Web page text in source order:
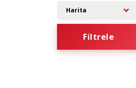
Harita
Filtrele